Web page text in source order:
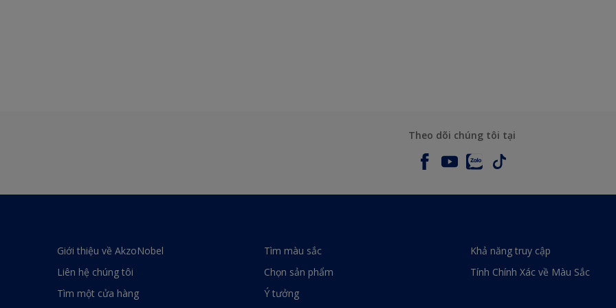
Theo dõi chúng tôi tại
Giới thiệu về AkzoNobel
Liên hệ chúng tôi
Tìm một cửa hàng
Tìm màu sắc
Chọn sản phẩm
Ý tưởng
Khả năng truy cập
Tính Chính Xác về Màu Sắc